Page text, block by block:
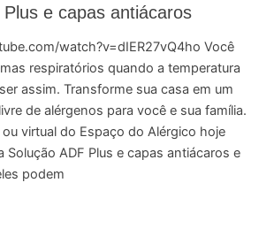
Plus e capas antiácaros
watch?v=dIER27vQ4ho Você
respiratórios quando a temperatura
assim. Transforme sua casa em um
de alérgenos para você e sua família.
virtual do Espaço do Alérgico hoje
Solução ADF Plus e capas antiácaros e
podem